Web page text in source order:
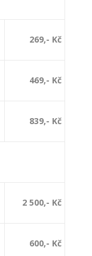
269,- Kč
469,- Kč
839,- Kč
2 500,- Kč
600,- Kč